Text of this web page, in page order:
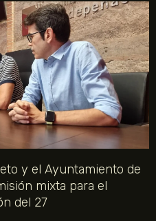
y el Ayuntamiento de
mixta para el
del 27